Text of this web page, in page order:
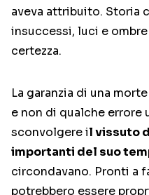
aveva attribuito. Storia
insuccessi, luci e
certezza.
La garanzia di una
e non di qualche errore
sconvolgere il vissuto
importanti del suo
circondavano. Pronti a
potrebbero essere